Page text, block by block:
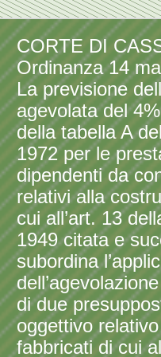
CORTE DI
Ordinanza 14
La previsione
agevolata del
della tabella A
1972 per le
dipendenti da
relativi alla
cui all’art. 13
1949 citata e
subordina
di due
oggettivo
fabbricati di cui